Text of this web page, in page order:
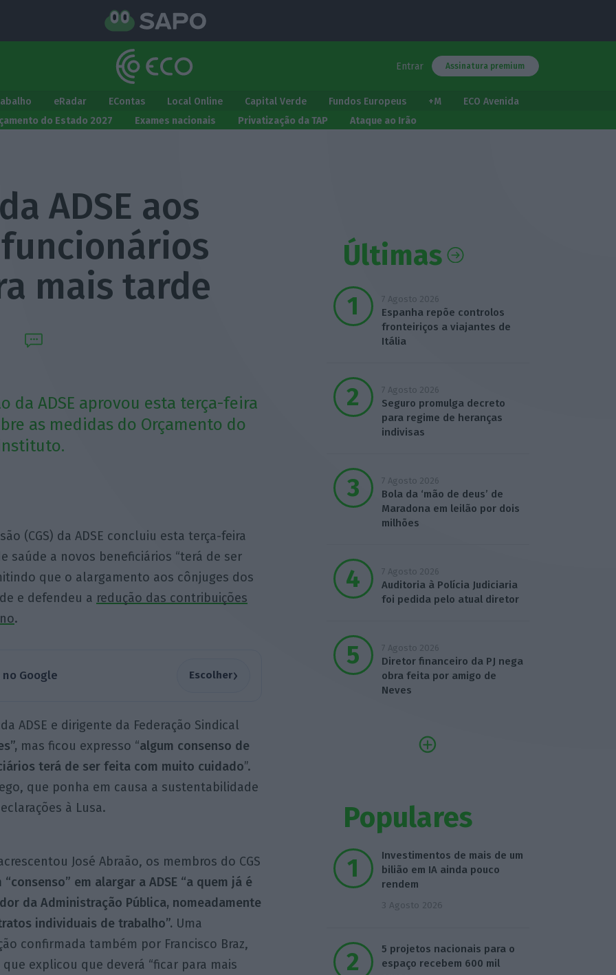
Entrar Assinatura premium
eRadar EContas Local Online Capital Verde Fundos Europeus +M
ECO Avenida
do Estado 2027 Exames nacionais Privatização da TAP Ataque ao Irão
ADSE aos
mais tarde
da ADSE aprovou esta terça-feira
as medidas do Orçamento do
(CGS) da ADSE concluiu esta terça-feira
saúde a novos beneficiários “terá de ser
que o alargamento aos cônjuges dos
e defendeu a redução das contribuições
.
Google Escolher›
ADSE e dirigente da Federação Sindical
mas ficou expresso “algum consenso de
terá de ser feita com muito cuidado”.
que ponha em causa a sustentabilidade
à Lusa.
José Abraão, os membros do CGS
“consenso” em alargar a ADSE “a quem já é
da Administração Pública, nomeadamente
individuais de trabalho”. Uma
confirmada também por Francisco Braz,
explicou que deverá “ficar para mais
Últimas
7 Agosto 2026
Espanha repõe controlos
fronteiriços a viajantes de
Itália
7 Agosto 2026
Seguro promulga decreto
para regime de heranças
indivisas
7 Agosto 2026
Bola da ‘mão de deus’ de
Maradona em leilão por dois
milhões
7 Agosto 2026
Auditoria à Polícia Judiciaria
foi pedida pelo atual diretor
7 Agosto 2026
Diretor financeiro da PJ nega
obra feita por amigo de
Neves
Populares
Investimentos de mais de um
bilião em IA ainda pouco
rendem
3 Agosto 2026
5 projetos nacionais para o
espaço recebem 600 mil